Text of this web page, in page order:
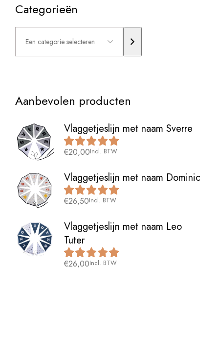
Categorieën
Een
categorie
selecteren
Aanbevolen producten
Vlaggetjeslijn met naam Sverre
€20,00Incl. BTW
Vlaggetjeslijn met naam Dominic
€26,50Incl. BTW
Vlaggetjeslijn met naam Leo
Tuter
€26,00Incl. BTW